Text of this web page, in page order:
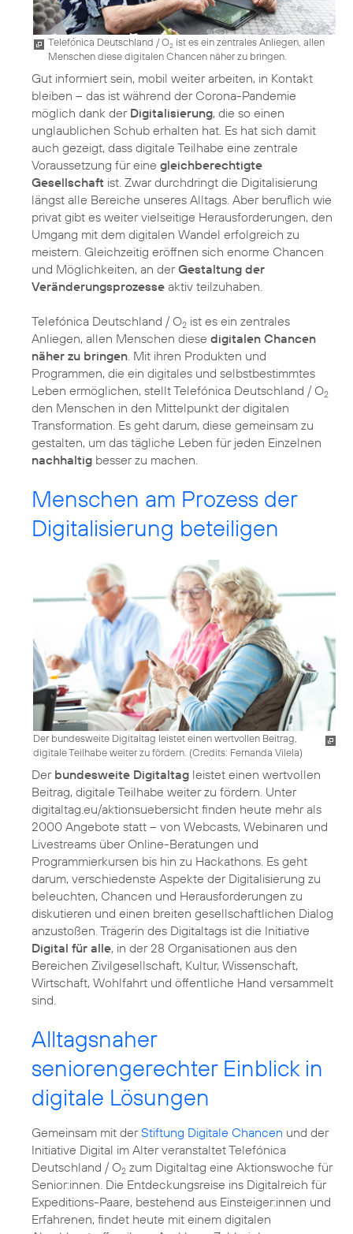
Telefónica Deutschland / O2 ist es ein zentrales Anliegen, allen
Menschen diese digitalen Chancen näher zu bringen.
Gut informiert sein, mobil weiter arbeiten, in Kontakt
bleiben – das ist während der Corona-Pandemie
möglich dank der Digitalisierung, die so einen
unglaublichen Schub erhalten hat. Es hat sich damit
auch gezeigt, dass digitale Teilhabe eine zentrale
Voraussetzung für eine gleichberechtigte
Gesellschaft ist. Zwar durchdringt die Digitalisierung
längst alle Bereiche unseres Alltags. Aber beruflich wie
privat gibt es weiter vielseitige Herausforderungen, den
Umgang mit dem digitalen Wandel erfolgreich zu
meistern. Gleichzeitig eröffnen sich enorme Chancen
und Möglichkeiten, an derGestaltung der
Veränderungsprozesse aktiv teilzuhaben.
Telefónica Deutschland / O2 ist es ein zentrales
Anliegen, allen Menschen diese digitalen Chancen
näher zu bringen. Mit ihren Produkten und
Programmen, die ein digitales und selbstbestimmtes
Leben ermöglichen, stellt Telefónica Deutschland / O2
den Menschen in den Mittelpunkt der digitalen
Transformation. Es geht darum, diese gemeinsam zu
gestalten, um das tägliche Leben für jeden Einzelnen
nachhaltig besser zu machen.
Menschen am Prozess der
Digitalisierung beteiligen
Der bundesweite Digitaltag leistet einen wertvollen Beitrag,
digitale Teilhabe weiter zu fördern. (Credits: Fernanda Vilela)
Der bundesweite Digitaltag leistet einen wertvollen
Beitrag, digitale Teilhabe weiter zu fördern. Unter
digitaltag.eu/aktionsuebersicht finden heute mehr als
2000 Angebote statt – von Webcasts, Webinaren und
Livestreams über Online-Beratungen und
Programmierkursen bis hin zu Hackathons. Es geht
darum, verschiedenste Aspekte der Digitalisierung zu
beleuchten, Chancen und Herausforderungen zu
diskutieren und einen breiten gesellschaftlichen Dialog
anzustoßen. Trägerin des Digitaltags ist die Initiative
Digital für alle, in der 28 Organisationen aus den
Bereichen Zivilgesellschaft, Kultur, Wissenschaft,
Wirtschaft, Wohlfahrt und öffentliche Hand versammelt
Alltagsnaher
seniorengerechter Einblick in
digitale Lösungen
Gemeinsam mit derStiftung Digitale Chancen und der
Initiative Digital im Alter veranstaltet Telefónica
Deutschland / O2 zum Digitaltag eine Aktionswoche für
Senior:innen . Die Entdeckungsreise ins Digitalreich für
Expeditions-Paare, bestehend aus Einsteiger:innen und
Erfahrenen, findet heute mit einem digitalen